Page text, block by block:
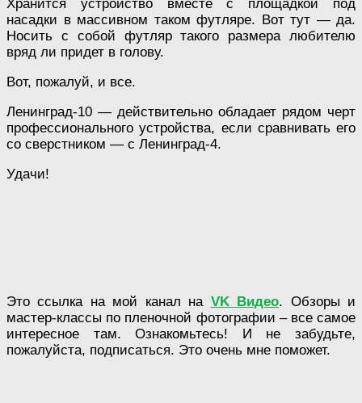
Хранится устройство вместе с площадкой под
насадки в массивном таком футляре. Вот тут — да.
Носить с собой футляр такого размера любителю
вряд ли придет в голову.
Вот, пожалуй, и все.
Ленинград-10 — действительно обладает рядом черт
профессионального устройства, если сравнивать его
со сверстником — с Ленинград-4.
Удачи!
Это ссылка на мой канал на VK Видео. Обзоры и
мастер-классы по пленочной фотографии – все самое
интересное там. Ознакомьтесь! И не забудьте,
пожалуйста, подписаться. Это очень мне поможет.